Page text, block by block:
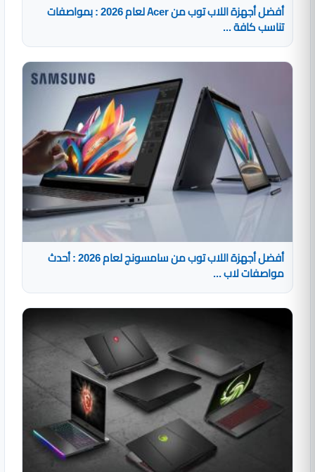
أفضل أجهزة اللاب توب من Acer لعام 2026 : بمواصفات
تناسب كافة ...
أفضل أجهزة اللاب توب من سامسونج لعام 2026 : أحدث
مواصفات لاب ...